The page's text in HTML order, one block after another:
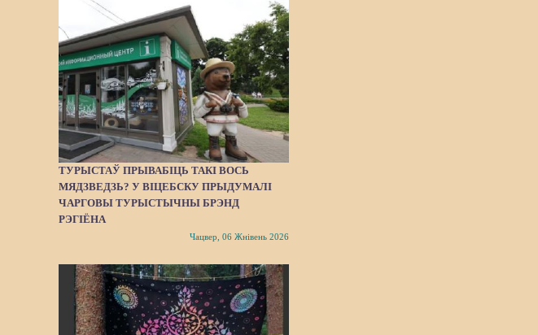
ТУРЫСТАЎ ПРЫВАБІЦЬ ТАКІ ВОСЬ
МЯДЗВЕДЗЬ? У ВІЦЕБСКУ ПРЫДУМАЛІ
ЧАРГОВЫ ТУРЫСТЫЧНЫ БРЭНД
РЭГІЁНА
Чацвер, 06 Жнівень 2026